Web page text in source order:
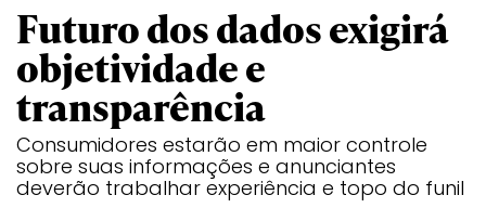
Futuro dos dados exigirá
objetividade e
transparência
Consumidores estarão em maior controle
sobre suas informações e anunciantes
deverão trabalhar experiência e topo do funil